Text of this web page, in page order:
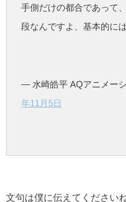
手側だけの都合であって
段なんですよ、基本的に
— 水崎皓平 AQアニメー
年11月5日
文句は僕に伝えてください